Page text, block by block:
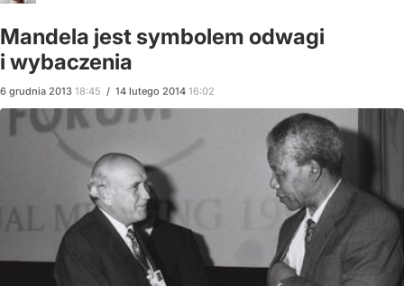
Mandela jest symbolem odwagi
i wybaczenia
6 grudnia 2013 18:45 / 14 lutego 2014 16:02